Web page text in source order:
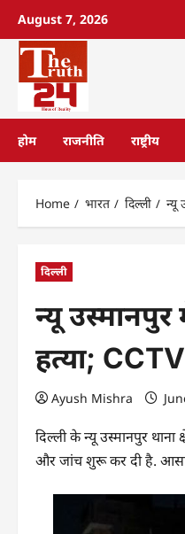
August 7, 2026
होम राजनीति राष्ट्रीय
Home भारत दिल्ली न्यू
दिल्ली
न्यू
हत्या;
Ayush Mishra
दिल्ली के न्यू उस्मानपुर
और जांच शुरू कर दी है.